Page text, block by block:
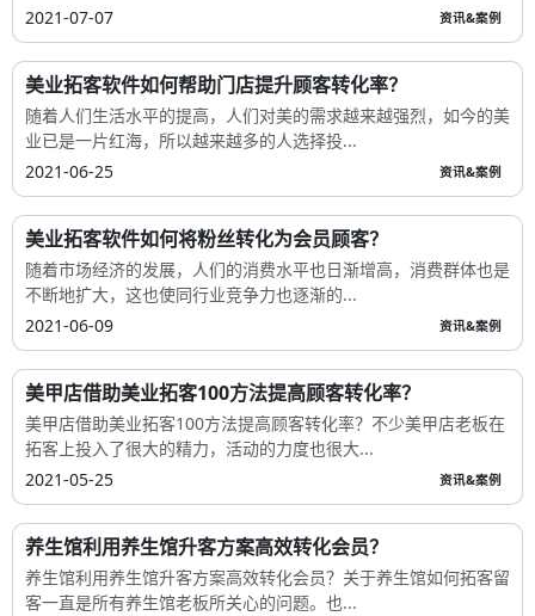
2021-07-07
资讯&案例
美业拓客软件如何帮助门店提升顾客转化率？
随着人们生活水平的提高，人们对美的需求越来越强烈，如今的美
业已是一片红海，所以越来越多的人选择投...
2021-06-25
资讯&案例
美业拓客软件如何将粉丝转化为会员顾客？
随着市场经济的发展，人们的消费水平也日渐增高，消费群体也是
不断地扩大，这也使同行业竞争力也逐渐的...
2021-06-09
资讯&案例
美甲店借助美业拓客100方法提高顾客转化率？
美甲店借助美业拓客100方法提高顾客转化率？不少美甲店老板在
拓客上投入了很大的精力，活动的力度也很大...
2021-05-25
资讯&案例
养生馆利用养生馆升客方案高效转化会员？
养生馆利用养生馆升客方案高效转化会员？关于养生馆如何拓客留
客一直是所有养生馆老板所关心的问题。也...